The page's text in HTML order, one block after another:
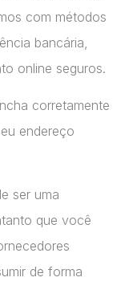
com métodos
bancária,
online seguros.
corretamente
endereço
ser uma
que você
de forma